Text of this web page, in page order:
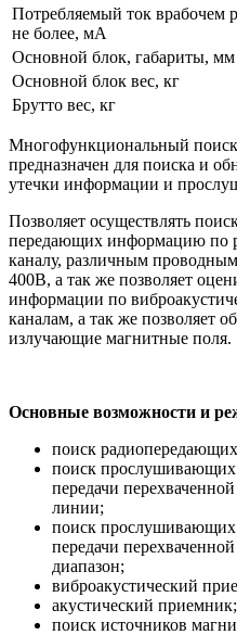
Потребляемый ток врабочем
не более, мА
Основной блок, габариты, мм
Основной блок вес, кг
Брутто вес, кг
Многофункциональный
предназначен для поиска и
утечки информации и
Позволяет осуществлять
передающих информацию по
каналу, различным
400В, а так же позволяет
информации по
каналам, а так же позволяет
излучающие магнитные поля.
Основные возможности и
поиск
поиск прослушивающих
передачи
линии;
поиск прослушивающих
передачи
диапазон;
виброакустический
акустический приемник;
поиск источников